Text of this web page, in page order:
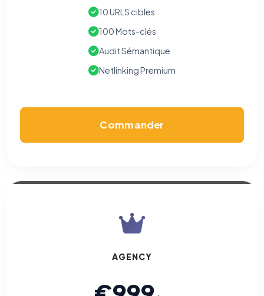
10 URLS cibles
100 Mots-clés
Audit Sémantique
Netlinking Premium
Commander
AGENCY